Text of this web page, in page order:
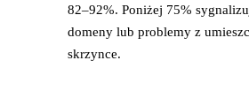
82–92%. Poniżej 75%
domeny lub problemy z
skrzynce.